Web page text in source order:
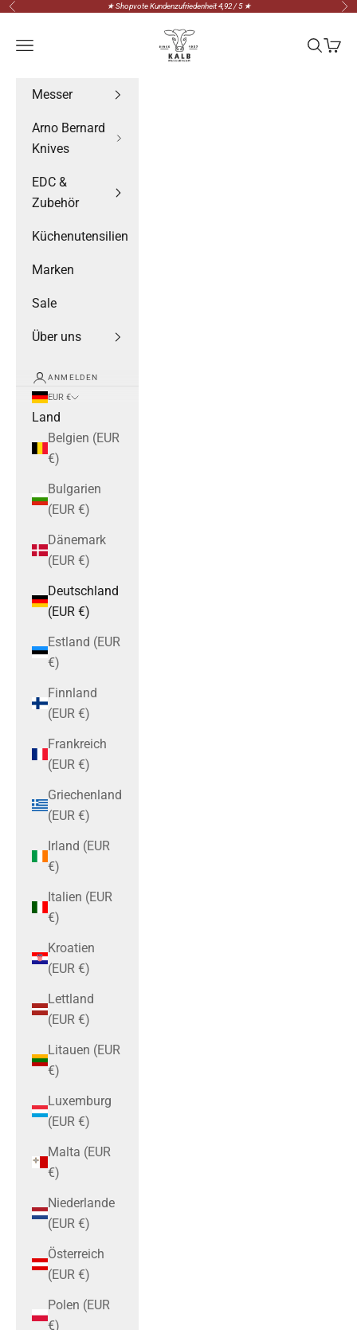
Zum Inhalt springen
Zurück ★ Shopvote Kundenzufriedenheit 4,92 / 5 ★ Vor
Messerteam Kalb
Menü Suchen
Messer
Arno Bernard
Knives
EDC &
Zubehör
Küchenutensilien
Marken
Sale
Über uns
ANMELDEN
EUR €
Land
Belgien (EUR
€)
Bulgarien
(EUR €)
Dänemark
(EUR €)
Deutschland
(EUR €)
Estland (EUR
€)
Finnland
(EUR €)
Frankreich
(EUR €)
Griechenland
(EUR €)
Irland (EUR
€)
Italien (EUR
€)
Kroatien
(EUR €)
Lettland
(EUR €)
Litauen (EUR
€)
Luxemburg
(EUR €)
Malta (EUR
€)
Niederlande
(EUR €)
Österreich
(EUR €)
Polen (EUR
€)